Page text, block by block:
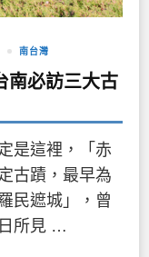
南台灣
南必訪三大古
是這裡，「赤
古蹟，最早為
民遮城」，曾
所見 …